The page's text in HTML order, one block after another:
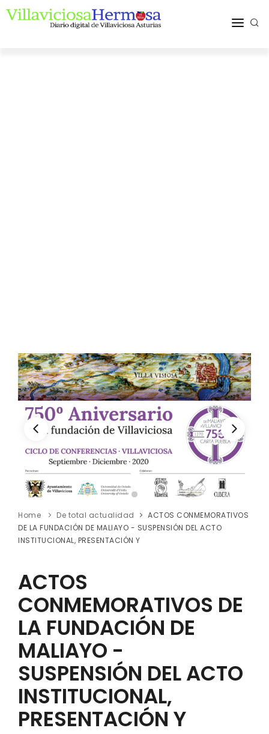
Home De total actualidad
ACTOS CONMEMORATIVOS
DE LA FUNDACIÓN DE MALIAYO - SUSPENSIÓN DEL ACTO
INSTITUCIONAL, PRESENTACIÓN Y
ACTOS
CONMEMORATIVOS DE
LA FUNDACIÓN DE
MALIAYO -
SUSPENSIÓN DEL ACTO
INSTITUCIONAL,
PRESENTACIÓN Y